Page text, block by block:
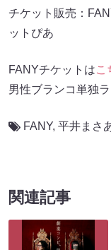
チケット販売：
ットぴあ
FANYチケットはこ
男性ブランコ単独
FANY, 平井まさ
関連記事